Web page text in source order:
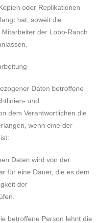
oder Replikationen
hat, soweit die
der Lobo-Ranch
Daten betroffene
und
dem Verantwortlichen die
wenn eine der
Daten wird von der
für eine Dauer, die es dem
der
betroffene Person lehnt die